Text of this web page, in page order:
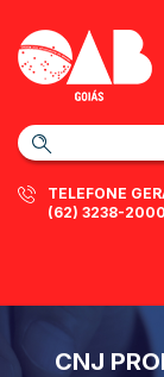
TELEFONE
(62) 3238-2000
CNJ